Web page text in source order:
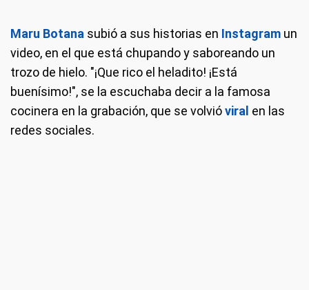
Maru Botana subió a sus historias en Instagram un
video, en el que está chupando y saboreando un
trozo de hielo. "¡Que rico el heladito! ¡Está
buenísimo!", se la escuchaba decir a la famosa
cocinera en la grabación, que se volvióviral en las
redes sociales.